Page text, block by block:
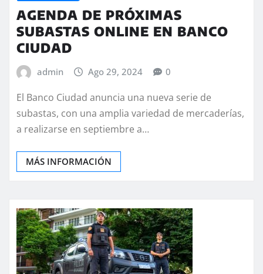
AGENDA DE PRÓXIMAS
SUBASTAS ONLINE EN BANCO
CIUDAD
admin Ago 29, 2024 0
El Banco Ciudad anuncia una nueva serie de
subastas, con una amplia variedad de mercaderías,
a realizarse en septiembre a…
MÁS INFORMACIÓN